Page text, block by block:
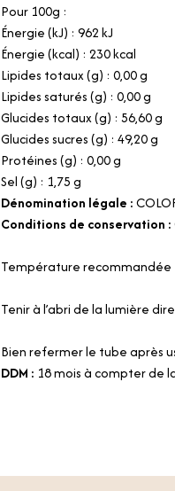
Pour 100g :
Énergie (kJ) : 962 kJ
Énergie (kcal) : 230 kcal
Lipides totaux (g) : 0,00 g
Lipides saturés (g) : 0,00 g
Glucides totaux (g) : 56,60 g
Glucides sucres (g) : 49,20 g
Protéines (g) : 0,00 g
Sel (g) : 1,75 g
Dénomination légale :
Conditions de conservation :
Température recommandée
Tenir à l’abri de la lumière
Bien refermer le tube après
DDM : 18 mois à compter de